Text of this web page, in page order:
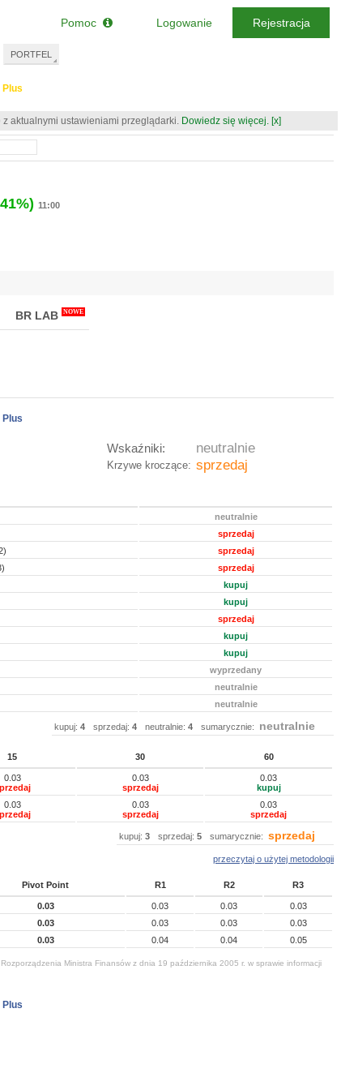
Plus
aktualnymi ustawieniami przeglądarki. Dowiedz się więcej. [x]
11:00
BR LAB NOWE
Plus
neutralnie
Wskaźniki:
sprzedaj
Krzywe kroczące:
neutralnie
sprzedaj
sprzedaj
sprzedaj
kupuj
kupuj
sprzedaj
kupuj
kupuj
wyprzedany
neutralnie
neutralnie
kupuj: 4 sprzedaj: 4 neutralnie: 4 sumarycznie: neutralnie
15 30 60
0.03
0.03
sprzedaj
0.03
kupuj
0.03
0.03
sprzedaj
0.03
sprzedaj
kupuj: 3 sprzedaj: 5 sumarycznie: sprzedaj
przeczytaj o użytej metodologii
Pivot Point R1 R2 R3
0.03 0.03 0.03
0.03
0.03 0.03 0.03
0.03
0.03 0.04 0.04 0.05
Ministra Finansów z dnia 19 października 2005 r. w sprawie informacji
Plus
PORTFEL
Pomoc Logowanie Rejestracja